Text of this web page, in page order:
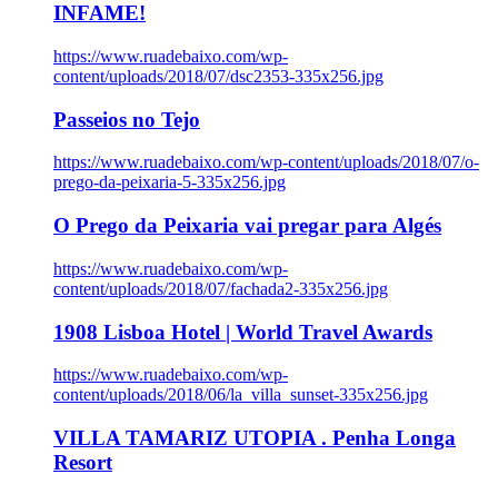
INFAME!
https://www.ruadebaixo.com/wp-
content/uploads/2018/07/dsc2353-335x256.jpg
Passeios no Tejo
https://www.ruadebaixo.com/wp-content/uploads/2018/07/o-
prego-da-peixaria-5-335x256.jpg
O Prego da Peixaria vai pregar para Algés
https://www.ruadebaixo.com/wp-
content/uploads/2018/07/fachada2-335x256.jpg
1908 Lisboa Hotel | World Travel Awards
https://www.ruadebaixo.com/wp-
content/uploads/2018/06/la_villa_sunset-335x256.jpg
VILLA TAMARIZ UTOPIA . Penha Longa
Resort